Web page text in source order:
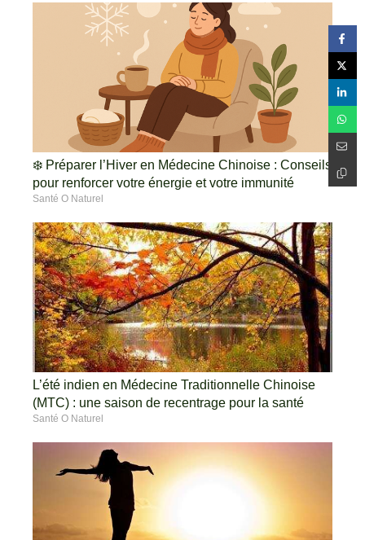
❄️ Préparer l’Hiver en Médecine Chinoise : Conseils
pour renforcer votre énergie et votre immunité
Santé O Naturel
L’été indien en Médecine Traditionnelle Chinoise
(MTC) : une saison de recentrage pour la santé
Santé O Naturel